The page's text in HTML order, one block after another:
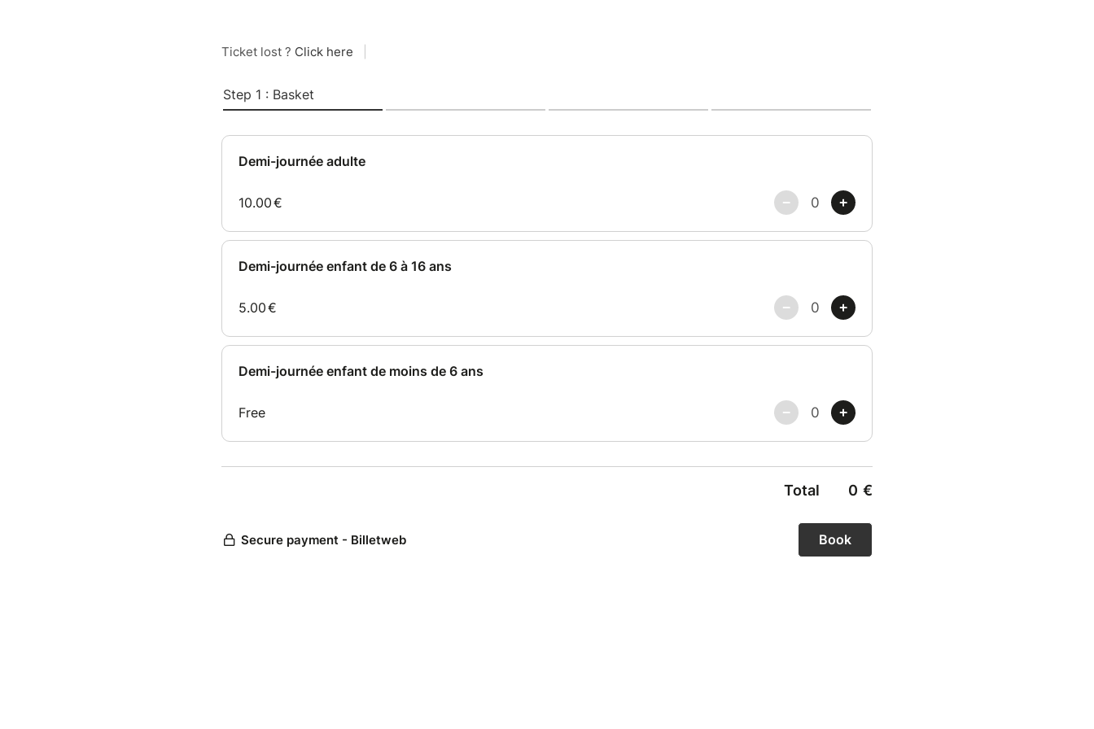
Ticket lost ? Click here
Step 1 : Basket
Demi-journée adulte
10.00€
Demi-journée enfant de 6 à 16 ans
5.00€
Demi-journée enfant de moins de 6 ans
Free
Total 0 €
Secure payment - Billetweb